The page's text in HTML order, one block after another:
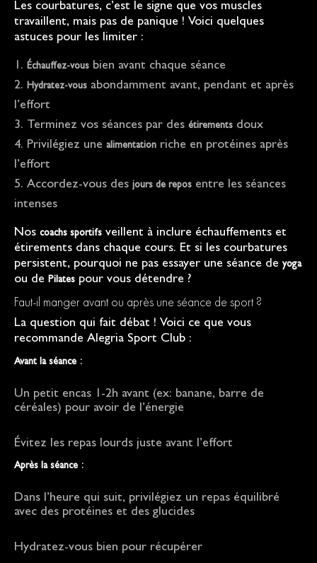
Les courbatures, c’est le signe que vos muscles
travaillent, mais pas de panique ! Voici quelques
astuces pour les limiter :
Échauffez-vous bien avant chaque séance
Hydratez-vous abondamment avant, pendant et après
l’effort
Terminez vos séances par des étirements doux
Privilégiez une alimentation riche en protéines après
l’effort
Accordez-vous des jours de repos entre les séances
intenses
Nos coachs sportifs veillent à inclure échauffements et
étirements dans chaque cours. Et si les courbatures
persistent, pourquoi ne pas essayer une séance de yoga
ou de Pilates pour vous détendre ?
Faut-il manger avant ou après une séance de sport ?
La question qui fait débat ! Voici ce que vous
recommande Alegria Sport Club :
Avant la séance :
Un petit encas 1-2h avant (ex: banane, barre de
céréales) pour avoir de l’énergie
Évitez les repas lourds juste avant l’effort
Après la séance :
Dans l’heure qui suit, privilégiez un repas équilibré
avec des protéines et des glucides
Hydratez-vous bien pour récupérer